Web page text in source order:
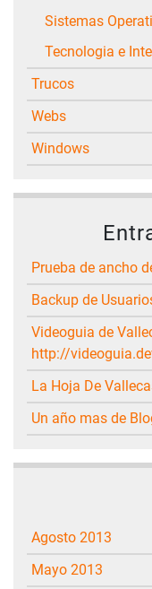
Sistemas
Tecnologia e
Trucos
Webs
Windows
Prueba de ancho
Backup de
Videoguia de Vallecas –
http://
La Hoja De
Un año mas de
agosto 2013
mayo 2013